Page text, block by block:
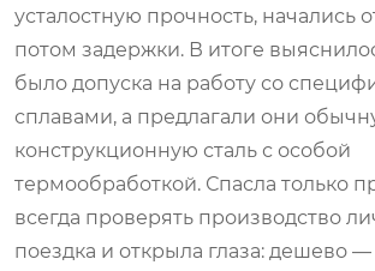
усталостную прочность, начались
потом задержки. В итоге
было допуска на работу со
сплавами, а предлагали они
конструкционную сталь с особой
термообработкой. Спасла только
всегда проверять производство
поездка и открыла глаза: дешево